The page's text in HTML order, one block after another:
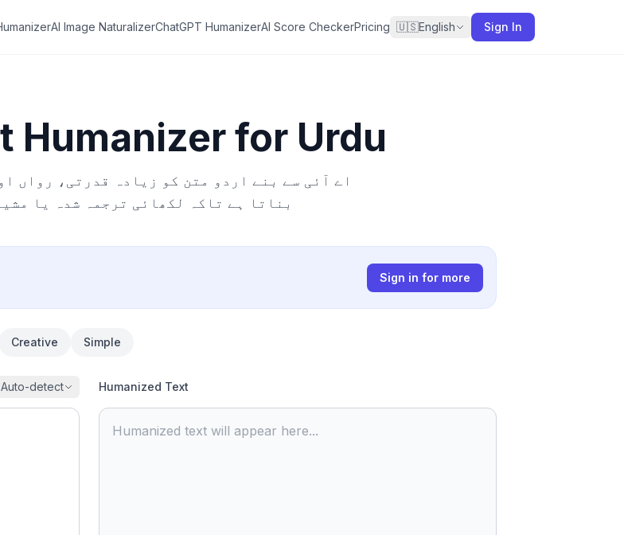
AI Image NaturalizerChatGPT HumanizerAI Score CheckerPricing 🇺🇸English Sign In
Humanizer for Urdu
بناتا ہے تاکہ لکھائی ترجمہ شدہ یا
Sign in for more
Creative Simple
Auto-detect Humanized Text
Humanized text will appear here...